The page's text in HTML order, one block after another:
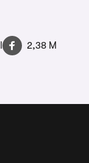
2,38 M